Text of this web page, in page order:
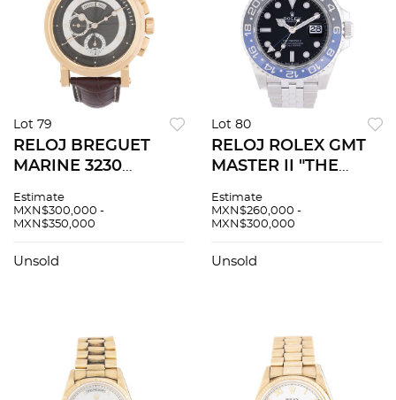
Lot 79
RELOJ BREGUET
MARINE 3230
ORO AMARILLO DE
18K REF. 5827
automÃƒÂ¡tico.
Estimate
MXN$300,000 -
MXN$350,000
Unsold
Lot 80
RELOJ ROLEX GMT
MASTER II "THE
ACERO, REF. 126710
Movimiento:
Estimate
MXN$260,000 -
MXN$300,000
Unsold